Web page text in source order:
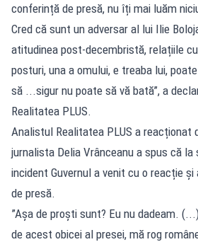
conferință de presă, nu îți mai luăm
Cred că sunt un adversar al lui Ilie
atitudinea post-decembristă, relațiile
posturi, una a omului, e treaba lui,
să ...sigur nu poate să vă bată”, a
Realitatea PLUS.
Analistul Realitatea PLUS a reacționat
jurnalista Delia Vrânceanu a spus că
incident Guvernul a venit cu o reacție
de presă.
”Așa de proști sunt? Eu nu dadeam.
de acest obicei al presei, mă rog